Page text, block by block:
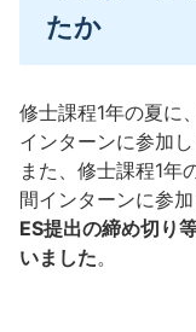
たか
修士課程1年の夏に
インターンに参加し
また、修士課程1年
間インターンに参加
ES提出の締め切り
いました。